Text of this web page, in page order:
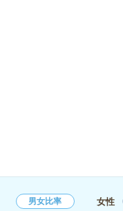
男女比率 女性